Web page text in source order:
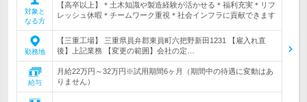
対象と
なる方
【高卒以上】＊土木知識や製造経験が活かせる＊福利充実＊リフ
レッシュ休暇＊チームワーク重視＊社会インフラに貢献できます
勤務地
【三重工場】 三重県員弁郡東員町六把野新田1231 【雇入れ直
後】上記業務 【変更の範囲】会社の定…
給与
月給22万円～32万円※試用期間6ヶ月（期間中の待遇に変動はあ
りません）